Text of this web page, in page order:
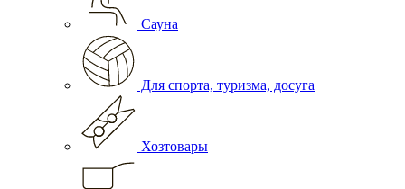
Сауна
Для спорта, туризма, досуга
Хозтовары